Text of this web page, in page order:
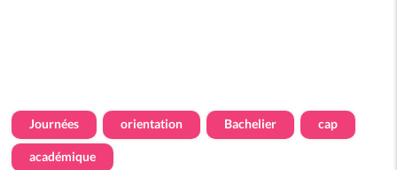
Journées orientation Bachelier cap
académique